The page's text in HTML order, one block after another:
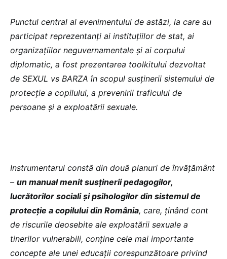
Punctul central al evenimentului de astăzi, la care au
participat reprezentanți ai instituțiilor de stat, ai
organizațiilor neguvernamentale și ai corpului
diplomatic, a fost prezentarea toolkitului dezvoltat
de SEXUL vs BARZA în scopul susținerii sistemului de
protecție a copilului, a prevenirii traficului de
persoane și a exploatării sexuale.
Instrumentarul constă din două planuri de învățământ
– un manual menit susținerii pedagogilor,
lucrătorilor sociali și psihologilor din sistemul de
protecție a copilului din România, care, ținând cont
de riscurile deosebite ale exploatării sexuale a
tinerilor vulnerabili, conține cele mai importante
concepte ale unei educații corespunzătoare privind